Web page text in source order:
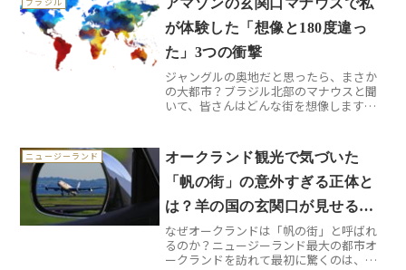
そうでした。地図で確認す...
が体験した「想像と180度違っ
た」3つの衝撃
ジャングルの奥地だと思ったら、まさか
の大都市？ブラジル北部のマナウスと聞
いて、皆さんはどんな街を想像します
た。でも実際に降り立ったマナウス・エ
ドゥアルド・ゴメス国際空港か...
ニュージーランド
オークランド観光で気づいた
「帆の街」の意外すぎる正体と
は？羊の国の玄関口が見せる本
当の顔
なぜオークランドは「帆の街」と呼ばれ
るのか？ニュージーランド最大の都市オ
ークランドを訪れて最初に驚くのは、街